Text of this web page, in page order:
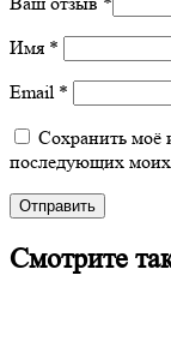
Имя *
Email *
Сохранить моё
последующих
Смотрите